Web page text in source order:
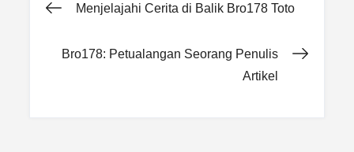
Post
navigation
Menjelajahi Cerita di Balik Bro178 Toto
Bro178: Petualangan Seorang Penulis
Artikel